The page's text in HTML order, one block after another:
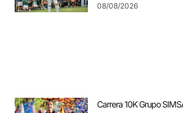
08/08/2026
Carrera 10K Grupo